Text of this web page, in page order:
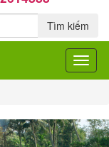
Tìm kiếm
Toggle